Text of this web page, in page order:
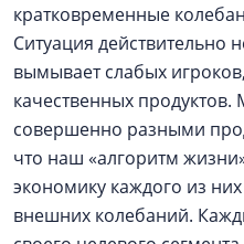
кратковременные
Ситуация действительно
вымывает слабых
качественных
совершенно разными
что наш «алгоритм
экономику каждого из
внешних колебаний.